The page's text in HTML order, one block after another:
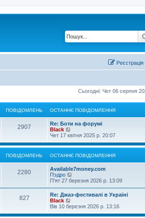
Реєстрація
Сьогодні: Чет 06 серпня
ПОВІДОМЛЕНЬ ОСТАННЄ ПОВІДОМЛЕННЯ
2907
Re: Боти на форумі
Black
е
е
л
я
н
у
т
и
о
т
а
н
Чет 17 квітня 2025 р. 20:07
ПОВІДОМЛЕНЬ ОСТАННЄ ПОВІДОМЛЕННЯ
2280
Available7money.com
Пэдро
е
г
я
н
П'ят 27 березня 2026 р. 13:09
827
Re: Джаз-фестивалі в Україні
Black
е
Вів 10 березня 2026 р. 13:16